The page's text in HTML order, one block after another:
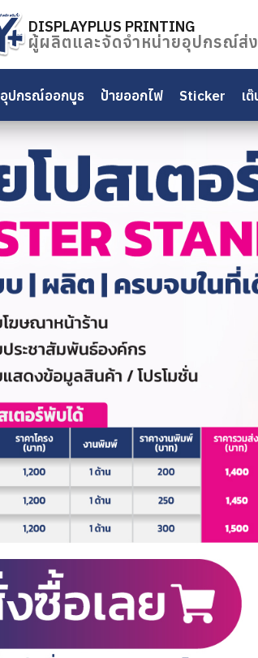
DISPLAYPLUS PRINTING
ผู้ผลิตและจัดจำหน่ายอุปกรณ์ส่ง
อุปกรณ์ออกบูธ ป้ายออกไฟ Sticker เ